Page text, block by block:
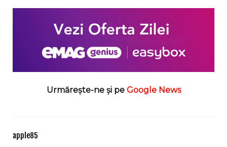
Urmărește-ne și pe Google News
apple85